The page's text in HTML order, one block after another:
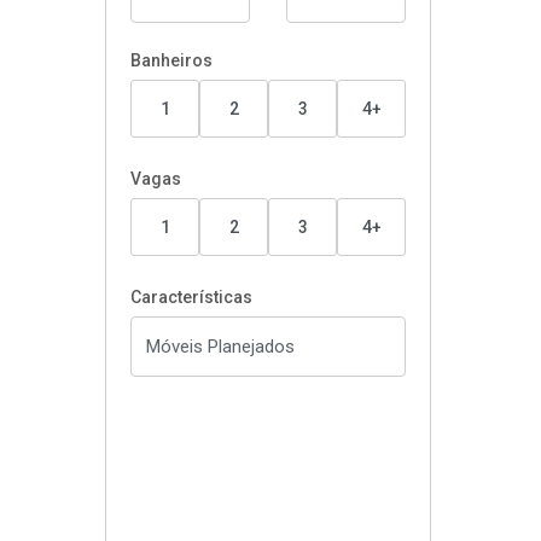
Banheiros
1 2 3 4+
Vagas
1 2 3 4+
Características